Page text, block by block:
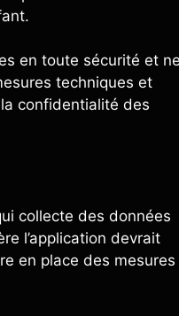
en toute sécurité et
techniques et
confidentialité des
collecte des données
l’application devrait
en place des mesures